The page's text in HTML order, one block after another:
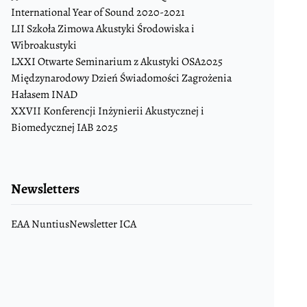
International Year of Sound 2020-2021
LII Szkoła Zimowa Akustyki Środowiska i
Wibroakustyki
LXXI Otwarte Seminarium z Akustyki OSA2025
Międzynarodowy Dzień Świadomości Zagrożenia
Hałasem INAD
XXVII Konferencji Inżynierii Akustycznej i
Biomedycznej IAB 2025
Newsletters
EAA NuntiusNewsletter ICA